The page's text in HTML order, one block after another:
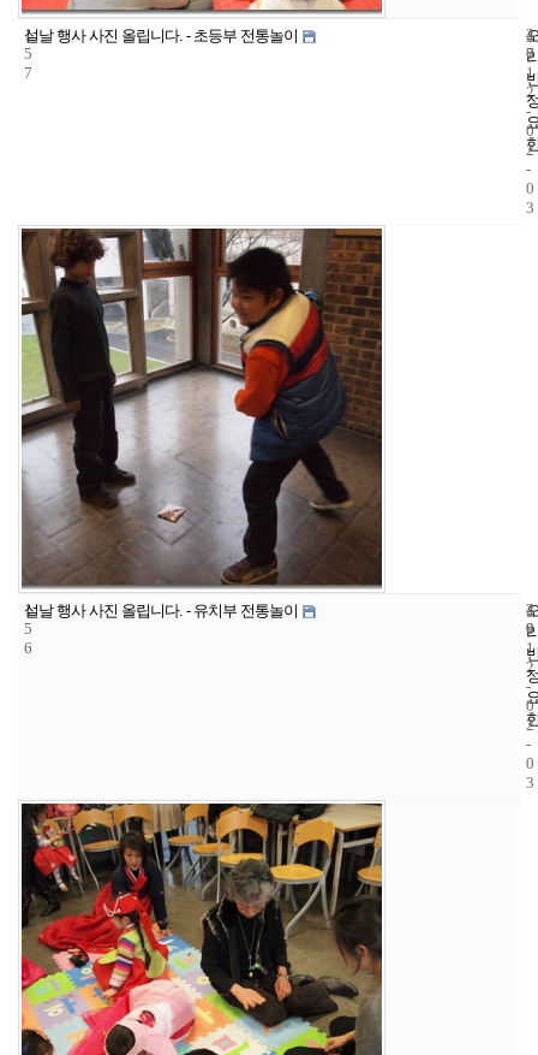
1
5
7
설날 행사 사진 올립니다. - 초등부 전통놀이
4
7
2
0
1
2
-
0
2
-
0
3
1
5
6
설날 행사 사진 올립니다. - 유치부 전통놀이
4
9
2
0
1
2
-
0
2
-
0
3